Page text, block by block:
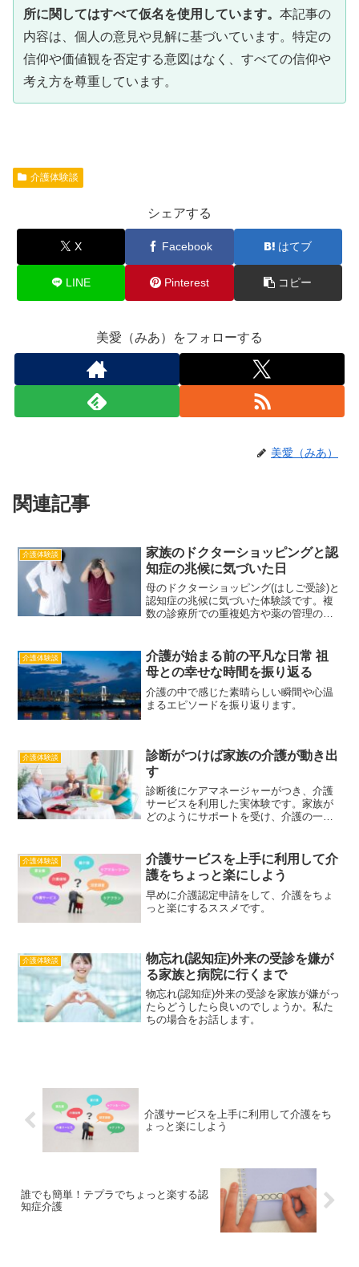
所に関してはすべて仮名を使用しています。 本記事の
内容は、個人の意見や見解に基づいています。特定の
信仰や価値観を否定する意図はなく、すべての信仰や
考え方を尊重しています。
介護体験談
シェアする
X Facebook はてブ
LINE Pinterest コピー
美愛（みあ）をフォローする
美愛（みあ）
関連記事
介護体験談
家族のドクターショッピングと認
知症の兆候に気づいた日
母のドクターショッピング(はしご受診)と
認知症の兆候に気づいた体験談です。複
数の診療所での重複処方や薬の管理の難
介護体験談
介護が始まる前の平凡な日常 祖
母との幸せな時間を振り返る
介護の中で感じた素晴らしい瞬間や心温
まるエピソードを振り返ります。
介護体験談
診断がつけば家族の介護が動き出
す
診断後にケアマネージャーがつき、介護
サービスを利用した実体験です。家族が
どのようにサポートを受け、介護の一歩
介護体験談
介護サービスを上手に利用して介
護をちょっと楽にしよう
早めに介護認定申請をして、介護をちょ
っと楽にするススメです。
介護体験談
物忘れ(認知症)外来の受診を嫌が
る家族と病院に行くまで
物忘れ(認知症)外来の受診を家族が嫌がっ
たらどうしたら良いのでしょうか。私た
ちの場合をお話します。
介護サービスを上手に利用して介護をち
ょっと楽にしよう
誰でも簡単！テプラでちょっと楽する認
知症介護